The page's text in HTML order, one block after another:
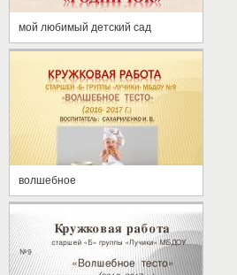
мой любимый детский сад
волшебное